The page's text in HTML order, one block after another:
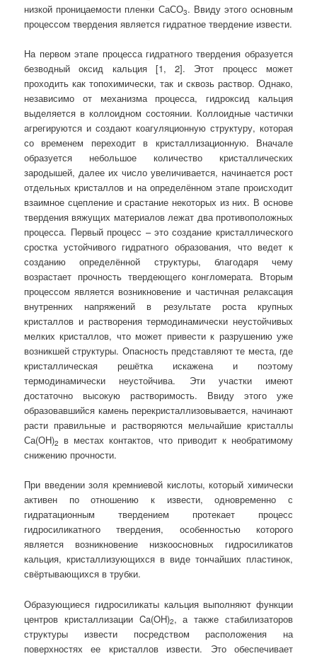
низкой проницаемости пленки СаСО3. Ввиду этого основным
процессом твердения является гидратное твердение извести.
На первом этапе процесса гидратного твердения образуется
безводный оксид кальция [1, 2]. Этот процесс может
проходить как топохимически, так и сквозь раствор. Однако,
независимо от механизма процесса, гидроксид кальция
выделяется в коллоидном состоянии. Коллоидные частички
агрегируются и создают коагуляционную структуру, которая
со временем переходит в кристаллизационную. Вначале
образуется небольшое количество кристаллических
зародышей, далее их число увеличивается, начинается рост
отдельных кристаллов и на определённом этапе происходит
взаимное сцепление и срастание некоторых из них. В основе
твердения вяжущих материалов лежат два противоположных
процесса. Первый процесс – это создание кристаллического
сростка устойчивого гидратного образования, что ведет к
созданию определённой структуры, благодаря чему
возрастает прочность твердеющего конгломерата. Вторым
процессом является возникновение и частичная релаксация
внутренних напряжений в результате роста крупных
кристаллов и растворения термодинамически неустойчивых
мелких кристаллов, что может привести к разрушению уже
возникшей структуры. Опасность представляют те места, где
кристаллическая решётка искажена и поэтому
термодинамически неустойчива. Эти участки имеют
достаточно высокую растворимость. Ввиду этого уже
образовавшийся камень перекристаллизовывается, начинают
расти правильные и растворяются мельчайшие кристаллы
Са(ОН)2
в местах контактов, что приводит к необратимому
снижению прочности.
При введении золя кремниевой кислоты, который химически
активен по отношению к извести, одновременно с
гидратационным твердением протекает процесс
гидросиликатного твердения, особенностью которого
является возникновение низкоосновных гидросиликатов
кальция, кристаллизующихся в виде тончайших пластинок,
свёртывающихся в трубки.
Образующиеся гидросиликаты кальция выполняют функции
центров кристаллизации Ca(OH)2, а также стабилизаторов
структуры извести посредством расположения на
поверхностях ее кристаллов извести. Это обеспечивает